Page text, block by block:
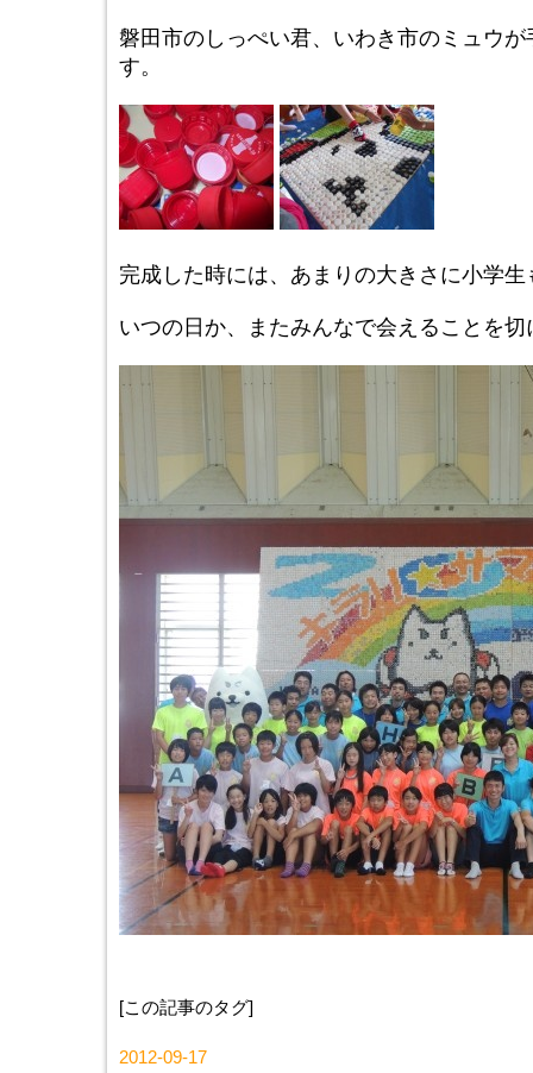
磐田市のしっぺい君、いわき市のミュウ
す。
完成した時には、あまりの大きさに小学
いつの日か、またみんなで会えることを
[この記事のタグ]
2012-09-17